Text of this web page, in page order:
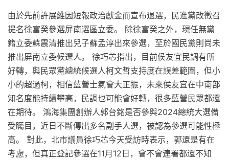
由於先前許展維因短報政治獻金而宣布退選，民進黨改徵召
提名徐富癸參選屏南選區立委。 除徐富癸之外，現任無黨
籍立委蘇震清推出兒子蘇孟淳出來參選，至於國民黨則尚未
推出屏南立委候選人。 徐巧芯指出，目前侯友宜民調有所
好轉，與民眾黨總統候選人柯文哲支持度在誤差範圍，但小
小的超過柯，相信藍營士氣會大正振，未來侯友宜在中南部
知名度能持續攀高，民調也可能會好轉，很多藍營民眾都還
在期待。 鴻海集團創辦人郭台銘是否參與2024總統大選備
受矚目，近日不斷傳出多名副手人選，被認為參選可能性極
高。 對此，北市議員徐巧芯今天受訪時表示，郭還是有在
考慮，但真正登記參選在11月12日，會不會連署都還不知